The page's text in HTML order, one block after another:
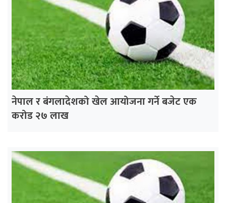
नेपाल र बंगलादेशको खेल आयोजना गर्ने बजेट एक
करोड २७ लाख